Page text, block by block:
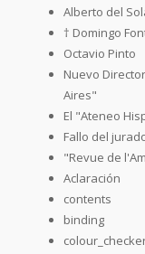
Alberto del
† Domingo
Octavio Pinto
Nuevo
Aires"
El "Ateneo
Fallo del
"Revue de
Aclaración
contents
binding